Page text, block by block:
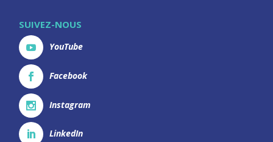
SUIVEZ-NOUS
YouTube
Facebook
Instagram
LinkedIn